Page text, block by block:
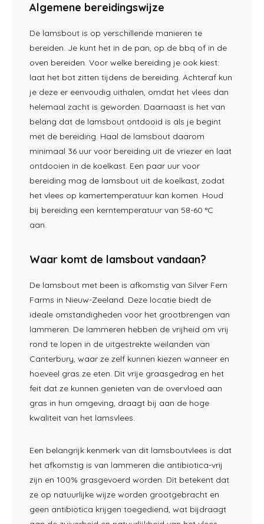
Algemene bereidingswijze
De lamsbout is op verschillende manieren te
bereiden. Je kunt het in de pan, op de bbq of in de
oven bereiden. Voor welke bereiding je ook kiest:
laat het bot zitten tijdens de bereiding. Achteraf kun
je deze er eenvoudig uithalen, omdat het vlees dan
helemaal zacht is geworden. Daarnaast is het van
belang dat de lamsbout ontdooid is als je begint
met de bereiding. Haal de lamsbout daarom
minimaal 36 uur voor bereiding uit de vriezer en laat
ontdooien in de koelkast. Een paar uur voor
bereiding mag de lamsbout uit de koelkast, zodat
het vlees op kamertemperatuur kan komen. Houd
bij bereiding een kerntemperatuur van 58-60 °C
aan.
Waar komt de lamsbout vandaan?
De lamsbout met been is afkomstig van Silver Fern
Farms in Nieuw-Zeeland. Deze locatie biedt de
ideale omstandigheden voor het grootbrengen van
lammeren. De lammeren hebben de vrijheid om vrij
rond te lopen in de uitgestrekte weilanden van
Canterbury, waar ze zelf kunnen kiezen wanneer en
hoeveel gras ze eten. Dit vrije graasgedrag en het
feit dat ze kunnen genieten van de overvloed aan
gras in hun omgeving, draagt bij aan de hoge
kwaliteit van het lamsvlees.
Een belangrijk kenmerk van dit lamsboutvlees is dat
het afkomstig is van lammeren die antibiotica-vrij
zijn en 100% grasgevoerd worden. Dit betekent dat
ze op natuurlijke wijze worden grootgebracht en
geen antibiotica krijgen toegediend, wat bijdraagt